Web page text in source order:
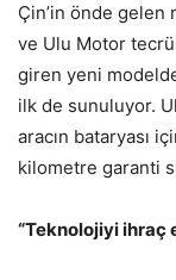
Çin’in önde gelen
ve Ulu Motor
giren yeni
ilk de sunuluyor.
aracın bataryası
kilometre garanti
“Teknolojiyi ihraç